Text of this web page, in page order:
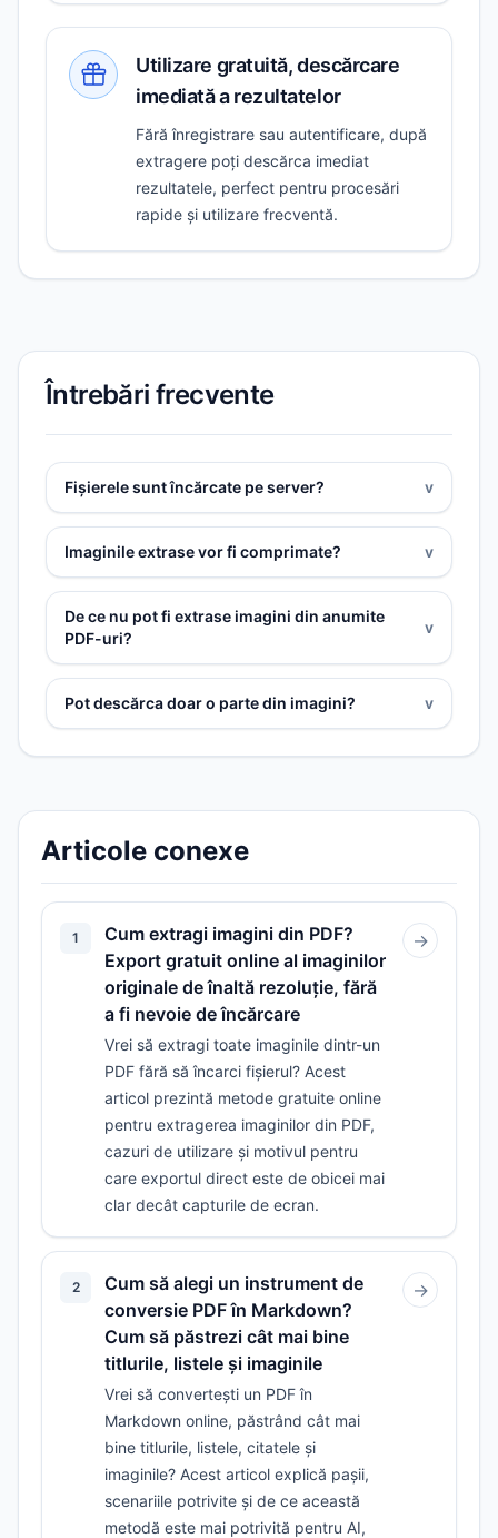
Utilizare gratuită, descărcare
imediată a rezultatelor
Fără înregistrare sau autentificare, după
extragere poți descărca imediat
rezultatele, perfect pentru procesări
rapide și utilizare frecventă.
Întrebări frecvente
Fișierele sunt încărcate pe server? v
Imaginile extrase vor fi comprimate? v
De ce nu pot fi extrase imagini din anumite
PDF-uri?
v
Pot descărca doar o parte din imagini? v
Articole conexe
1
Cum extragi imagini din PDF?
Export gratuit online al imaginilor
originale de înaltă rezoluție, fără
a fi nevoie de încărcare
Vrei să extragi toate imaginile dintr-un
PDF fără să încarci fișierul? Acest
articol prezintă metode gratuite online
pentru extragerea imaginilor din PDF,
cazuri de utilizare și motivul pentru
care exportul direct este de obicei mai
clar decât capturile de ecran.
→
2
Cum să alegi un instrument de
conversie PDF în Markdown?
Cum să păstrezi cât mai bine
titlurile, listele și imaginile
Vrei să convertești un PDF în
Markdown online, păstrând cât mai
bine titlurile, listele, citatele și
imaginile? Acest articol explică pașii,
scenariile potrivite și de ce această
metodă este mai potrivită pentru AI,
→